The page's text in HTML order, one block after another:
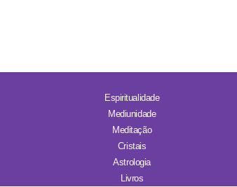
Espiritualidade
Mediunidade
Meditação
Cristais
Astrologia
Livros